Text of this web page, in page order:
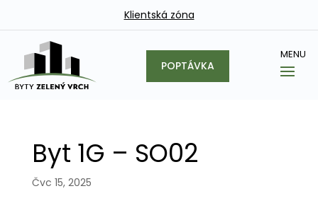
Klientská zóna
POPTÁVKA
Byt 1G – SO02
Čvc 15, 2025